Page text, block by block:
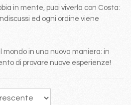
in mente, puoi viverla con Costa:
ed ogni ordine viene
mondo in una nuova maniera: in
di provare nuove esperienze!